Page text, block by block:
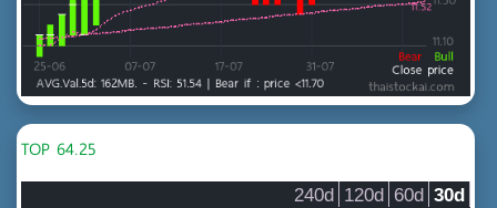
TOP 64.25
30d
60d
120d
240d